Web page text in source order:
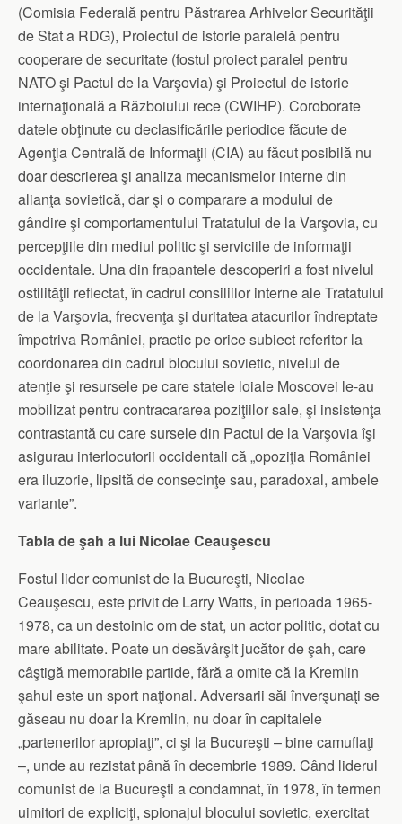
(Comisia Federală pentru Păstrarea Arhivelor Securităţii
de Stat a RDG), Proiectul de istorie paralelă pentru
cooperare de securitate (fostul proiect paralel pentru
NATO şi Pactul de la Varşovia) şi Proiectul de istorie
internaţională a Războiului rece (CWIHP). Coroborate
datele obţinute cu declasificările periodice făcute de
Agenţia Centrală de Informaţii (CIA) au făcut posibilă nu
doar descrierea şi analiza mecanismelor interne din
alianţa sovietică, dar şi o comparare a modului de
gândire şi comportamentului Tratatului de la Varşovia, cu
percepţiile din mediul politic şi serviciile de informaţii
occidentale. Una din frapantele descoperiri a fost nivelul
ostilităţii reflectat, în cadrul consiliilor interne ale Tratatului
de la Varşovia, frecvenţa şi duritatea atacurilor îndreptate
împotriva României, practic pe orice subiect referitor la
coordonarea din cadrul blocului sovietic, nivelul de
atenţie şi resursele pe care statele loiale Moscovei le-au
mobilizat pentru contracararea poziţiilor sale, şi insistenţa
contrastantă cu care sursele din Pactul de la Varşovia îşi
asigurau interlocutorii occidentali că „opoziţia României
era iluzorie, lipsită de consecinţe sau, paradoxal, ambele
variante”.
Tabla de şah a lui Nicolae Ceauşescu
Fostul lider comunist de la Bucureşti, Nicolae
Ceauşescu, este privit de Larry Watts, în perioada 1965-
1978, ca un destoinic om de stat, un actor politic, dotat cu
mare abilitate. Poate un desăvârşit jucător de şah, care
câştigă memorabile partide, fără a omite că la Kremlin
şahul este un sport naţional. Adversarii săi înverşunaţi se
găseau nu doar la Kremlin, nu doar în capitalele
„partenerilor apropiaţi”, ci şi la Bucureşti – bine camuflaţi
–, unde au rezistat până în decembrie 1989. Când liderul
comunist de la Bucureşti a condamnat, în 1978, în termen
uimitori de expliciţi, spionajul blocului sovietic, exercitat